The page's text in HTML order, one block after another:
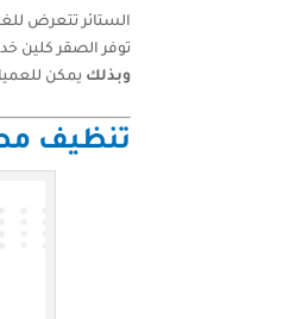
الستائر تتعرض
توفر الصقر كلين
وبذلك يمكن
تنظيف